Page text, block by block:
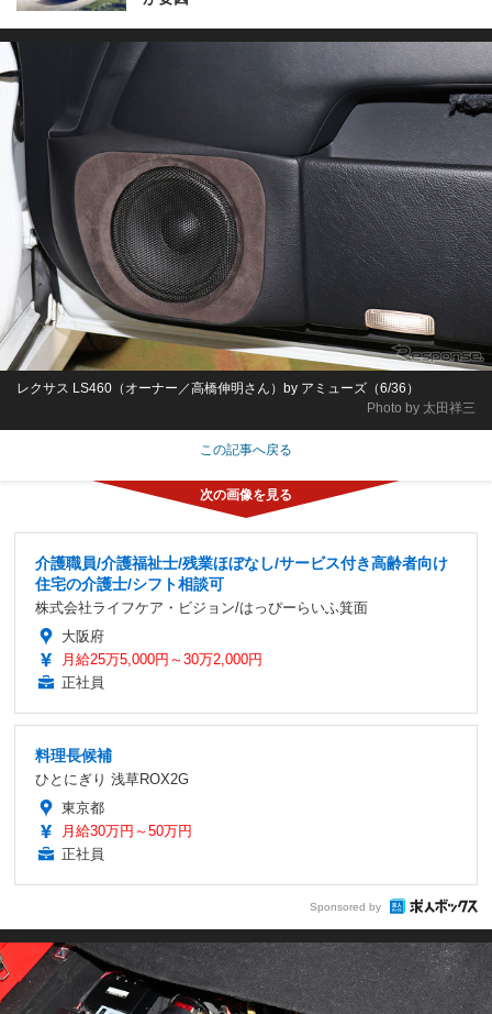
Photo by 太田祥三
レクサス LS460（オーナー／高橋伸明さん）by アミューズ（6/36）
この記事へ戻る
介護職員/介護福祉士/残業ほぼなし/サービス付き高齢者向け
住宅の介護士/シフト相談可
株式会社ライフケア・ビジョン/はっぴーらいふ箕面
大阪府
月給25万5,000円～30万2,000円
正社員
料理長候補
ひとにぎり 浅草ROX2G
東京都
月給30万円～50万円
正社員
Sponsored by